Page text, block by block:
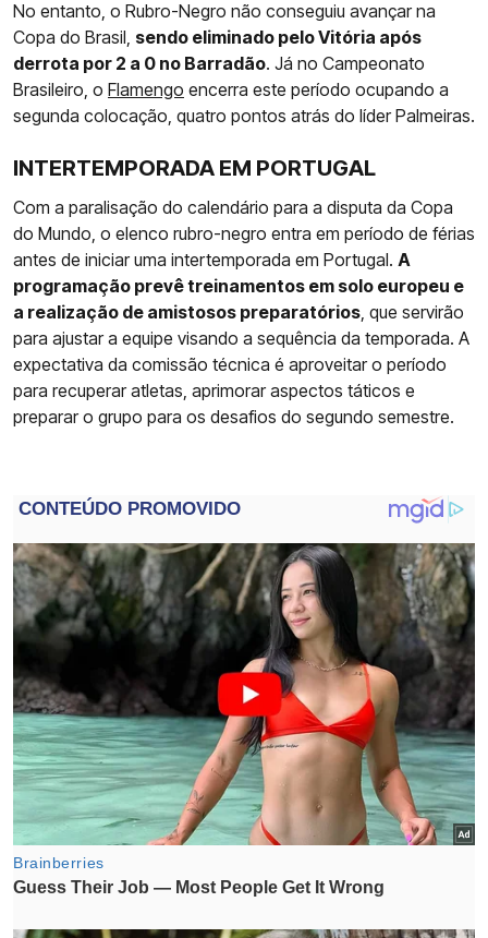
No entanto, o Rubro-Negro não conseguiu avançar na
Copa do Brasil, sendo eliminado pelo Vitória após
derrota por 2 a 0 no Barradão. Já no Campeonato
Brasileiro, o Flamengo encerra este período ocupando a
segunda colocação, quatro pontos atrás do líder Palmeiras.
INTERTEMPORADA EM PORTUGAL
Com a paralisação do calendário para a disputa da Copa
do Mundo, o elenco rubro-negro entra em período de férias
antes de iniciar uma intertemporada em Portugal. A
programação prevê treinamentos em solo europeu e
a realização de amistosos preparatórios , que servirão
para ajustar a equipe visando a sequência da temporada. A
expectativa da comissão técnica é aproveitar o período
para recuperar atletas, aprimorar aspectos táticos e
preparar o grupo para os desafios do segundo semestre.